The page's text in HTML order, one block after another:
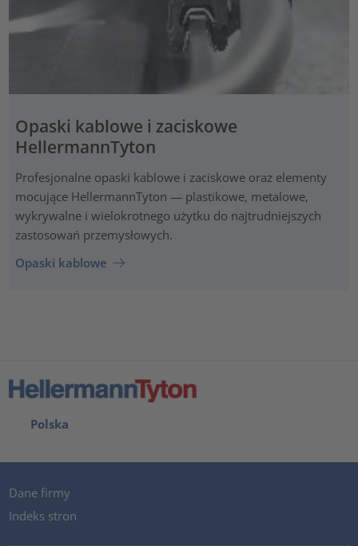
Opaski kablowe i zaciskowe
HellermannTyton
Profesjonalne opaski kablowe i zaciskowe oraz elementy
mocujące HellermannTyton — plastikowe, metalowe,
wykrywalne i wielokrotnego użytku do najtrudniejszych
zastosowań przemysłowych.
Opaski kablowe
Polska
Dane firmy
Indeks stron